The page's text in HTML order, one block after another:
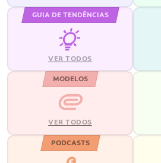
GUIA DE TENDÊNCIAS
VER TODOS
MODELOS
VER TODOS
PODCASTS